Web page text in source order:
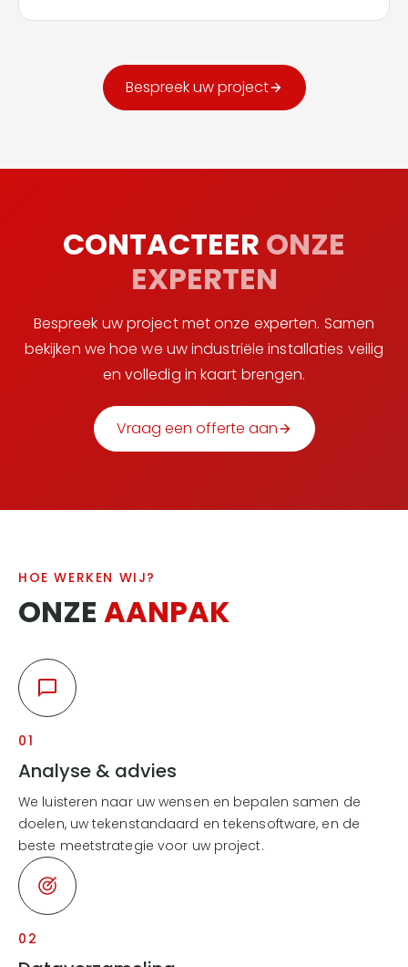
Bespreek uw project
CONTACTEER ONZE
EXPERTEN
Bespreek uw project met onze experten. Samen
bekijken we hoe we uw industriële installaties veilig
en volledig in kaart brengen.
Vraag een offerte aan
HOE WERKEN WIJ?
ONZE AANPAK
01
Analyse & advies
We luisteren naar uw wensen en bepalen samen de
doelen, uw tekenstandaard en tekensoftware, en de
beste meetstrategie voor uw project.
02